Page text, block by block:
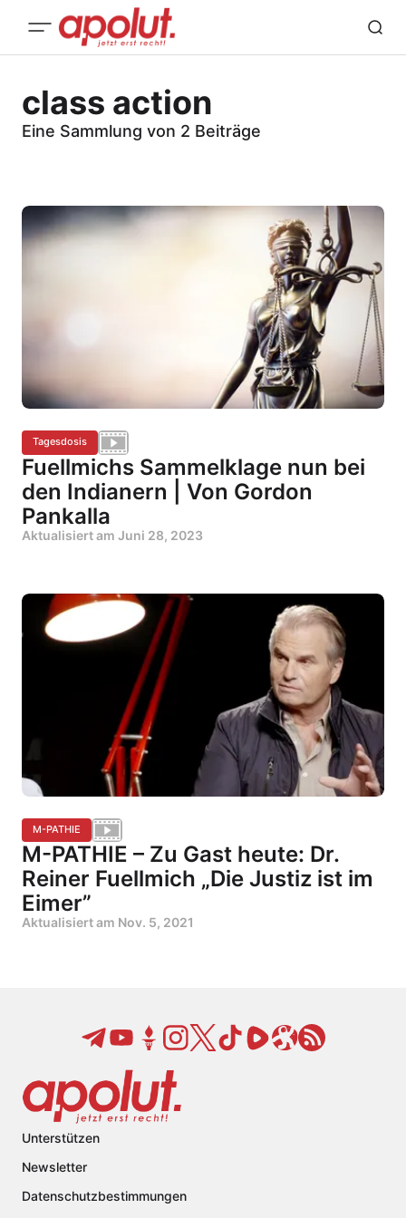
class action
Eine Sammlung von 2 Beiträge
Tagesdosis
Fuellmichs Sammelklage nun bei
den Indianern | Von Gordon
Pankalla
Aktualisiert am Juni 28, 2023
M-PATHIE
M-PATHIE – Zu Gast heute: Dr.
Reiner Fuellmich „Die Justiz ist im
Eimer”
Aktualisiert am Nov. 5, 2021
Unterstützen
Newsletter
Datenschutzbestimmungen